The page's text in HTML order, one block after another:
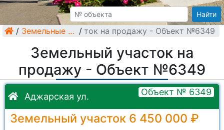
Найти
/ Земельные участки /
Земельный участок на продажу - Объект №6349
Земельный участок на
продажу - Объект №6349
Аджарская ул. Объект № 6349
Земельный участок 6 450 000 ₽